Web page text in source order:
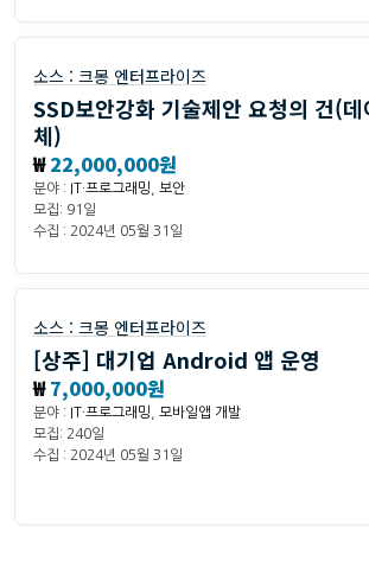
소스 : 크몽 엔터프라이즈
SSD보안강화 기술제안 요청의 건(
체)
₩22,000,000원
분야 : IT·프로그래밍
보안
모집: 91일
수집 : 2024년 05월 31일
소스 : 크몽 엔터프라이즈
[상주] 대기업 Android 앱 운영
₩7,000,000원
분야 : IT·프로그래밍
모바일앱 개발
모집: 240일
수집 : 2024년 05월 31일